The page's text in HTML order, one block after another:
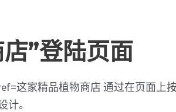
”登陆页面
这家精品植物商店 通过在页面上
计。